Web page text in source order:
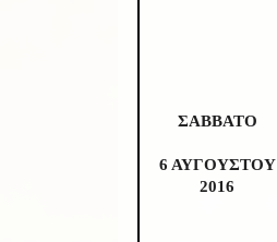
ΣΑΒΒΑΤΟ
6 ΑΥΓΟΥΣΤΟΥ
2016